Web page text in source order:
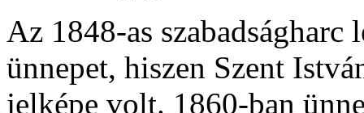
Az 1848-as szabadságharc
ünnepet, hiszen Szent
jelképe volt. 1860-ban